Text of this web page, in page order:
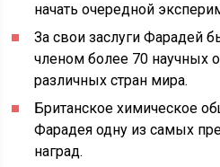
начать очередной
За свои заслуги Фарадей
членом более 70 научных
различных стран мира.
Британское химическое
Фарадея одну из самых
наград.